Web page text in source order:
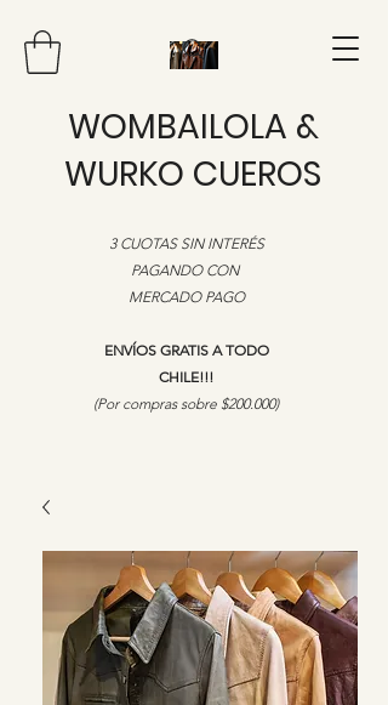
WOMBAILOLA &
WURKO CUEROS
3 CUOTAS SIN INTERÉS
PAGANDO CON
MERCADO PAGO
ENVÍOS GRATIS A TODO
CHILE!!!
​(Por compras sobre $200.000)